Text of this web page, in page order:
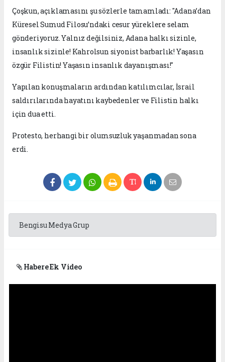
Çoşkun, açıklamasını şu sözlerle tamamladı: "Adana’dan
Küresel Sumud Filosu’ndaki cesur yüreklere selam
gönderiyoruz. Yalnız değilsiniz, Adana halkı sizinle,
insanlık sizinle! Kahrolsun siyonist barbarlık! Yaşasın
özgür Filistin! Yaşasın insanlık dayanışması!"
Yapılan konuşmaların ardından katılımcılar, İsrail
saldırılarında hayatını kaybedenler ve Filistin halkı
için dua etti.
Protesto, herhangi bir olumsuzluk yaşanmadan sona
erdi.
Bengisu Medya Grup
Habere Ek Video